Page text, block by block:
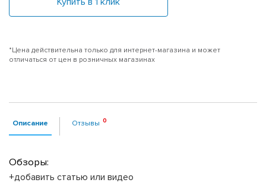
*Цена действительна только для интернет-магазина и может
отличаться от цен в розничных магазинах
Описание Отзывы
Обзоры:
+добавить статью или видео